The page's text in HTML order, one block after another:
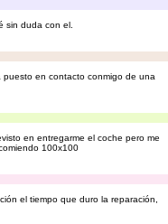
sin duda con el.
en contacto conmigo de una
en entregarme el coche pero me
100x100
el tiempo que duro la reparación,